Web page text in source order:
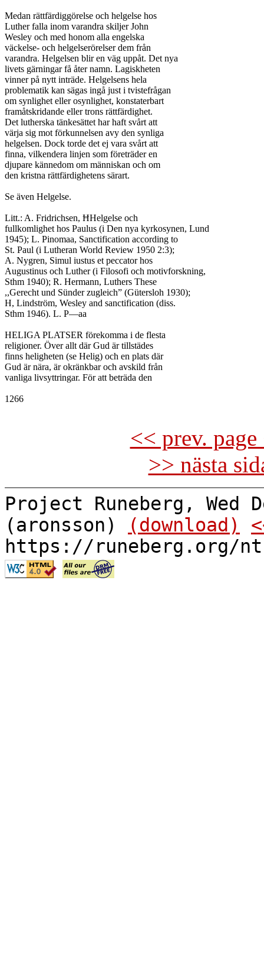
Medan rättfärdiggörelse och helgelse hos
Luther falla inom varandra skiljer John
Wesley och med honom alla engelska
väckelse- och helgelserörelser dem från
varandra. Helgelsen blir en väg uppåt. Det nya
livets gärningar få åter namn. Lagiskheten
vinner på nytt inträde. Helgelsens hela
problematik kan sägas ingå just i tvistefrågan
om synlighet eller osynlighet, konstaterbart
framåtskridande eller trons rättfärdighet.
Det lutherska tänkesättet har haft svårt att
värja sig mot förkunnelsen avy den synliga
helgelsen. Dock torde det ej vara svårt att
finna, vilkendera linjen som företräder en
djupare kännedom om människan och om
den kristna rättfärdighetens särart.
Se även Helgelse.
Litt.: A. Fridrichsen, ĦHelgelse och
fullkomlighet hos Paulus (i Den nya kyrkosynen, Lund
1945); L. Pinomaa, Sanctification according to
St. Paul (i Lutheran World Review 1950 2:3);
A. Nygren, Simul iustus et peccator hos
Augustinus och Luther (i Filosofi och motivforskning,
Sthm 1940); R. Hermann, Luthers These
,,Gerecht und Sünder zugleich” (Gütersloh 1930);
H, Lindström, Wesley and sanctification (diss.
Sthm 1946). L. P—aa
HELIGA PLATSER förekomma i de flesta
religioner. Över allt där Gud är tillstädes
finns heligheten (se Helig) och en plats där
Gud är nära, är okränkbar och avskild från
vanliga livsyttringar. För att beträda den
1266
<< prev.
>> nästa
Project Runeberg, Wed
(aronsson)
(download)
https://runeberg.org/